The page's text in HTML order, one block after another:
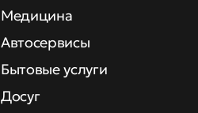
Медицина
Автосервисы
Бытовые услуги
Досуг